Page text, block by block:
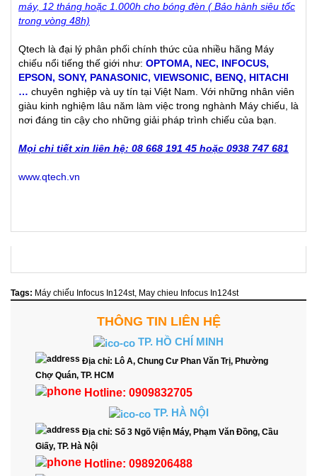
máy, 12 tháng hoặc 1.000h cho bóng đèn ( Bảo hành siêu tốc
trong vòng 48h)
Qtech là đại lý phân phối chính thức của nhiều hãng Máy
chiếu nổi tiếng thế giới như: OPTOMA, NEC, INFOCUS,
EPSON, SONY, PANASONIC, VIEWSONIC, BENQ, HITACHI
… chuyên nghiệp và uy tín tại Việt Nam. Với những nhân viên
giàu kinh nghiệm lâu năm làm việc trong nghành Máy chiếu, là
nơi đáng tin cậy cho những giải pháp trình chiếu của bạn.
Mọi chi tiết xin liên hệ: 08 668 191 45 hoặc 0938 747 681
www.qtech.vn
Tags: Máy chiếu Infocus In124st, May chieu Infocus In124st
THÔNG TIN LIÊN HỆ
TP. HỒ CHÍ MINH
Địa chỉ: Lô A, Chung Cư Phan Văn Trị, Phường
Chợ Quán, TP. HCM
Hotline: 0909832705
TP. HÀ NỘI
Địa chỉ: Số 3 Ngõ Viện Máy, Phạm Văn Đồng, Cầu
Giấy, TP. Hà Nội
Hotline: 0989206488